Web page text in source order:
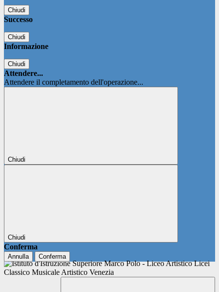
Chiudi
Successo
Chiudi
Informazione
Chiudi
Attendere...
Attendere il completamento dell'operazione...
Chiudi
Chiudi
Conferma
Annulla Conferma